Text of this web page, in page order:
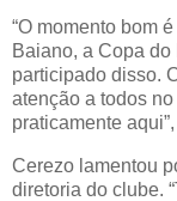
“O momento bom
Baiano, a Copa
participado disso.
atenção a todos
praticamente
Cerezo lamentou
diretoria do clube.